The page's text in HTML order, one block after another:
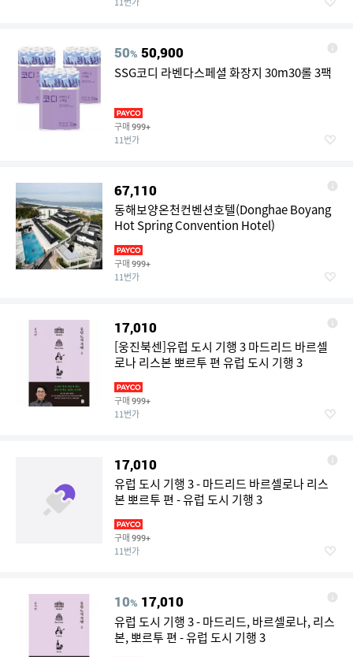
50% 50,900
SSG코디 라벤다스페셜 화장지 30m30롤 3팩
구매 999+
11번가
67,110
동해보양온천컨벤션호텔(Donghae Boyang
Hot Spring Convention Hotel)
구매 999+
11번가
17,010
[웅진북센]유럽 도시 기행 3 마드리드 바르셀
로나 리스본 뽀르투 편 유럽 도시 기행 3
구매 999+
11번가
17,010
유럽 도시 기행 3 - 마드리드 바르셀로나 리스
본 뽀르투 편 - 유럽 도시 기행 3
구매 999+
11번가
10% 17,010
유럽 도시 기행 3 - 마드리드, 바르셀로나, 리스
본, 뽀르투 편 - 유럽 도시 기행 3